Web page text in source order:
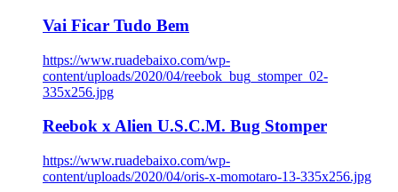
Vai Ficar Tudo Bem
https://www.ruadebaixo.com/wp-
content/uploads/2020/04/reebok_bug_stomper_02-
335x256.jpg
Reebok x Alien U.S.C.M. Bug Stomper
https://www.ruadebaixo.com/wp-
content/uploads/2020/04/oris-x-momotaro-13-335x256.jpg